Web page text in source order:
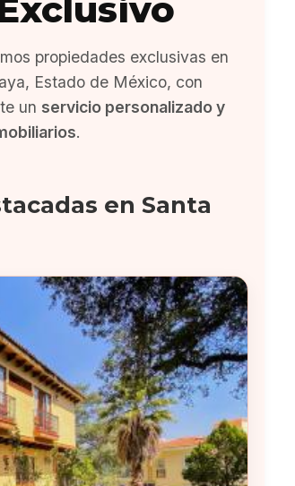
propiedades exclusivas en
Estado de México, con
un servicio personalizado y
.
en Santa